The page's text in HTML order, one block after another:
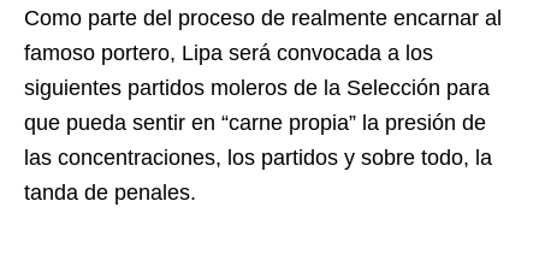
Como parte del proceso de realmente encarnar al
famoso portero, Lipa será convocada a los
siguientes partidos moleros de la Selección para
que pueda sentir en “carne propia” la presión de
las concentraciones, los partidos y sobre todo, la
tanda de penales.